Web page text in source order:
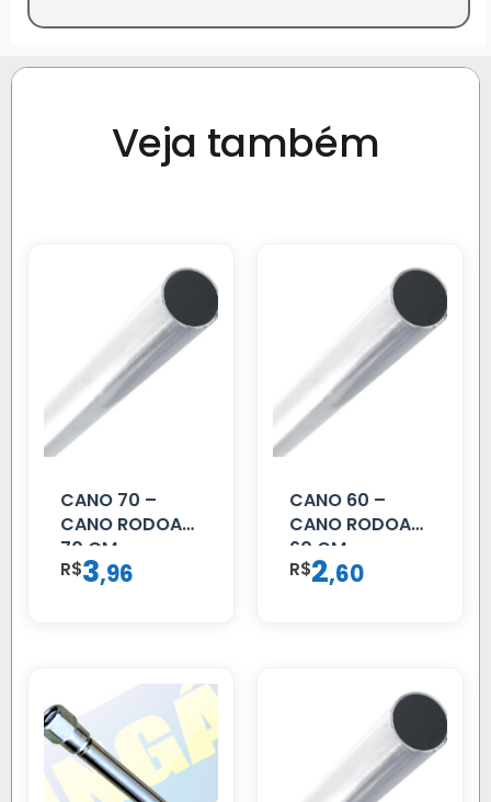
Veja também
CANO 70 –
CANO RODOAR
70 CM
R$3,96
CANO 60 –
CANO RODOAR
60 CM
R$2,60